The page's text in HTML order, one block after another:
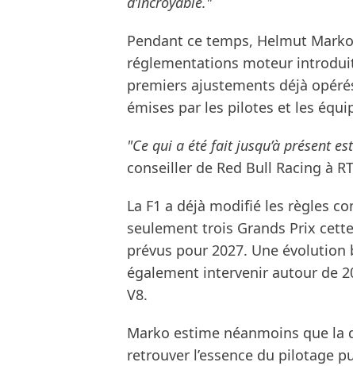
Pendant ce temps, Helmut
réglementations moteur
premiers ajustements déjà
émises par les pilotes et les
"Ce qui a été fait jusqu’à présent
conseiller de Red Bull Racing à
La F1 a déjà modifié les règles
seulement trois Grands Prix
prévus pour 2027. Une
également intervenir autour de
V8.
Marko estime néanmoins que
retrouver l’essence du pilotage